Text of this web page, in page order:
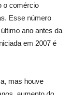
o comércio
Esse número
ano antes da
em 2007 é
mas houve